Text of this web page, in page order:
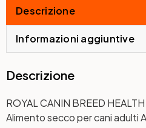
Descrizione
Informazioni aggiuntive
Descrizione
ROYAL CANIN BREED
Alimento secco per cani adulti